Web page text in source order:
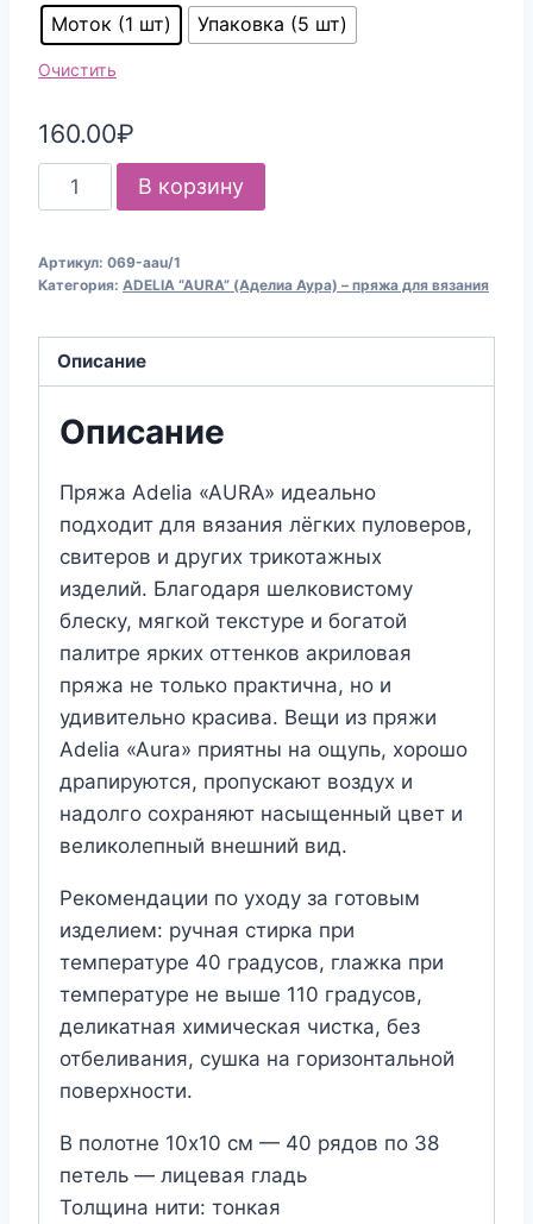
Моток (1 шт)
Упаковка (5 шт)
Очистить
160.00₽
Количество
товара
для
ADELIA
"AURA"
Сиреневый
В корзину
Артикул: 069-aau/1
Категория: ADELIA “AURA” (Аделиа Аура) – пряжа для вязания
Описание
Описание
Пряжа Adelia «AURA» идеально
подходит для вязания лёгких пуловеров,
свитеров и других трикотажных
изделий. Благодаря шелковистому
блеску, мягкой текстуре и богатой
палитре ярких оттенков акриловая
пряжа не только практична, но и
удивительно красива. Вещи из пряжи
Adelia «Aura» приятны на ощупь, хорошо
драпируются, пропускают воздух и
надолго сохраняют насыщенный цвет и
великолепный внешний вид.
Рекомендации по уходу за готовым
изделием: ручная стирка при
температуре 40 градусов, глажка при
температуре не выше 110 градусов,
деликатная химическая чистка, без
отбеливания, сушка на горизонтальной
поверхности.
В полотне 10х10 см — 40 рядов по 38
петель — лицевая гладь
Толщина нити: тонкая